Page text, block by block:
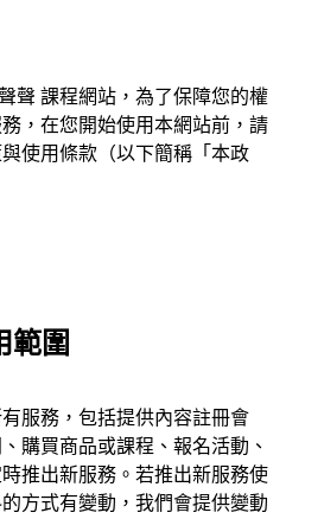
聲 課程網站，為了保障您的權
，在您開始使用本網站前，請
使用條款（以下簡稱「本政
範圍
服務，包括提供內容註冊會
購買商品或課程、報名活動、
推出新服務。若推出新服務使
方式有變動，我們會提供變動